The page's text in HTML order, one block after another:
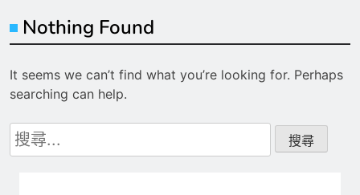
Nothing Found
It seems we can’t find what you’re looking for. Perhaps
searching can help.
搜
尋